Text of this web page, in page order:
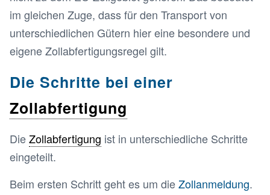
im gleichen Zuge, dass für den Transport von
unterschiedlichen Gütern hier eine besondere und
eigene Zollabfertigungsregel gilt.
Die Schritte bei einer
Zollabfertigung
DieZollabfertigung ist in unterschiedliche Schritte
eingeteilt.
Beim ersten Schritt geht es um dieZollanmeldung.